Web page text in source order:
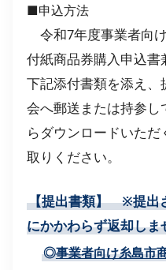
■申込方法
令和7年度事業者向
付紙商品券購入申込
下記添付書類を添え
会へ郵送または持参
らダウンロードいた
取りください。
【提出書類】 ※提出
にかかわらず返却しま
◎事業者向け糸島市